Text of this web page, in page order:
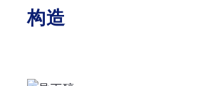
构造